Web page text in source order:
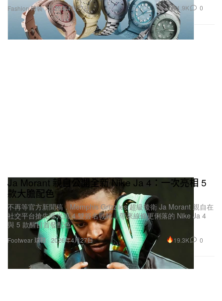
Fashion 時裝 2026年4月27日 1.9K 0
Footwear 球鞋
Ja Morant 親自公開全新 Nike Ja 4：一次亮相 5
款大膽配色
不再等官方新聞稿，Memphis Grizzlies 超級後衛 Ja Morant 親自在
社交平台搶先曝光第 4 雙簽名戰靴，帶來線條更俐落的 Nike Ja 4
與 5 款醒目首發配色。
2026年4月27日 19.3K 0